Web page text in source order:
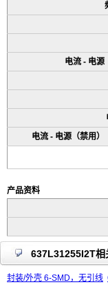
电流 - 电源
电流 - 电源（禁用）
产品资料
637L31255I2T相
封装/外壳 6-SMD，无引线